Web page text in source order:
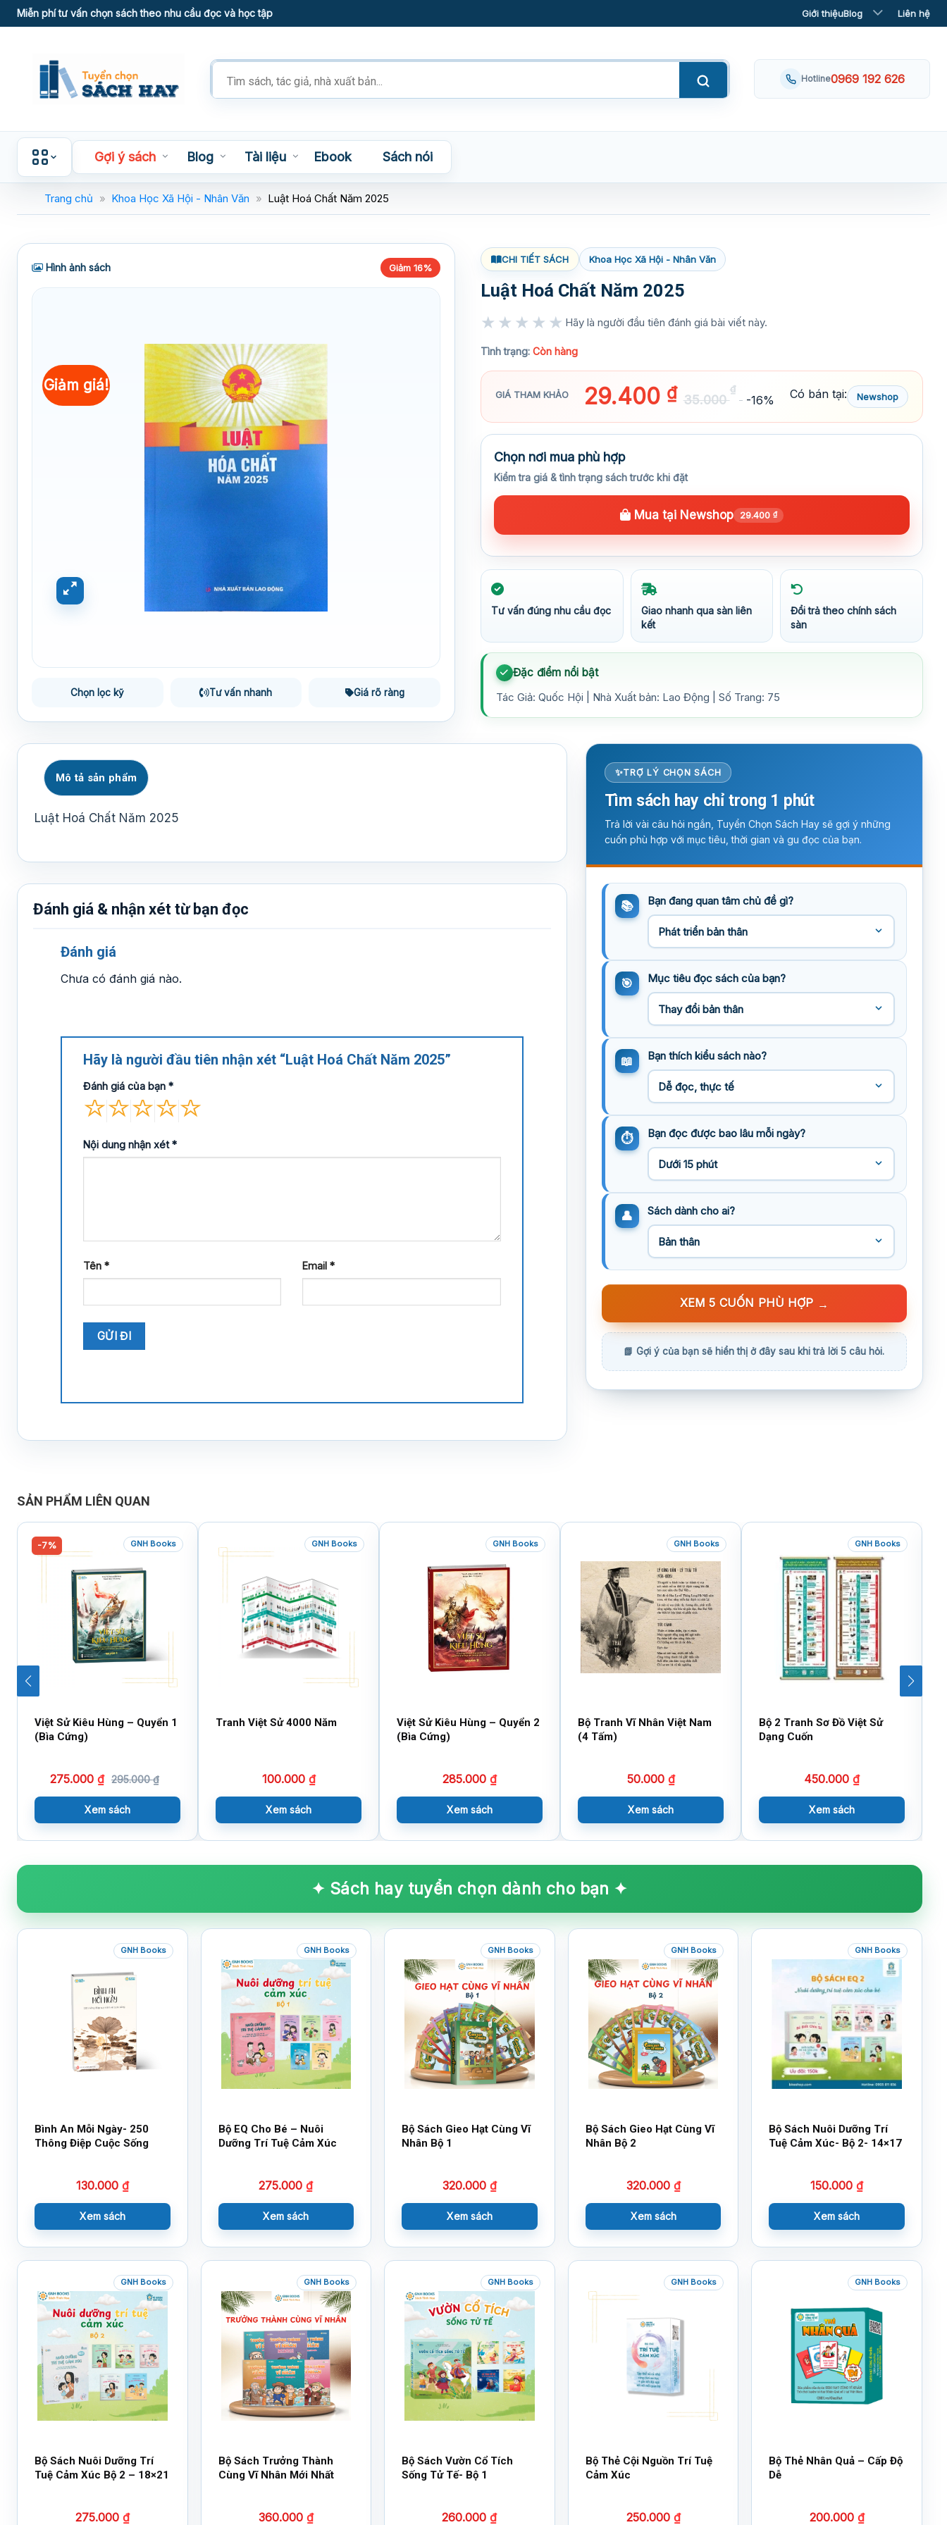
Skip
to
Miễn phí tư vấn chọn sách theo nhu cầu đọc và học tập Giới thiệuBlog Liên hệ
Tìm
kiếm
phẩm
Hotline0969 192 626
Gợi ý sách Blog Tài liệu Ebook Sách nói
Trang chủ » Khoa Học Xã Hội - Nhân Văn » Luật Hoá Chất Năm 2025
Hình ảnh sách Giảm 16%
Giảm giá!
Chọn lọc kỹ Tư vấn nhanh Giá rõ ràng
CHI TIẾT SÁCH Khoa Học Xã Hội - Nhân Văn
Luật Hoá Chất Năm 2025
★★★★★ Hãy là người đầu tiên đánh giá bài viết này.
Tình trạng: Còn hàng
GIÁ THAM KHẢO 29.400 ₫ 35.000
₫
-16% Có bán tại: Newshop
Chọn nơi mua phù hợp
Kiểm tra giá & tình trạng sách trước khi đặt
Mua tại Newshop 29.400 ₫
Tư vấn đúng nhu cầu đọc
Giao nhanh qua sàn liên
kết
Đổi trả theo chính sách
sàn
Đặc điểm nổi bật
Tác Giả: Quốc Hội | Nhà Xuất bản: Lao Động | Số Trang: 75
Mô tả sản phẩm
Luật Hoá Chất Năm 2025
Đánh giá & nhận xét từ bạn đọc
Đánh giá
Chưa có đánh giá nào.
Hãy là người đầu tiên nhận xét “Luật Hoá Chất Năm 2025”
Đánh giá của bạn *
Nội dung nhận xét*
Tên * Email*
TRỢ LÝ CHỌN SÁCH
Tìm sách hay chỉ trong 1 phút
Trả lời vài câu hỏi ngắn, Tuyển Chọn Sách Hay sẽ gợi ý những
cuốn phù hợp với mục tiêu, thời gian và gu đọc của bạn.
Bạn đang quan tâm chủ đề gì?
Mục tiêu đọc sách của bạn?
Bạn thích kiểu sách nào?
Bạn đọc được bao lâu mỗi ngày?
Sách dành cho ai?
XEM 5 CUỐN PHÙ HỢP →
SẢN PHẨM LIÊN QUAN
-7% GNH Books
Việt Sử Kiêu Hùng – Quyển 1
(Bìa Cứng)
275.000 ₫ 295.000₫
Xem sách
GNH Books
Tranh Việt Sử 4000 Năm
100.000 ₫
Xem sách
GNH Books
Việt Sử Kiêu Hùng – Quyển 2
(Bìa Cứng)
285.000 ₫
Xem sách
GNH Books
Bộ Tranh Vĩ Nhân Việt Nam
(4 Tấm)
50.000 ₫
Xem sách
GNH Books
Bộ 2 Tranh Sơ Đồ Việt Sử
Dạng Cuốn
450.000 ₫
Xem sách
✦ Sách hay tuyển chọn dành cho bạn ✦
GNH Books
Bình An Mỗi Ngày- 250
Thông Điệp Cuộc Sống
130.000 ₫
Xem sách
GNH Books
Bộ EQ Cho Bé – Nuôi
Dưỡng Trí Tuệ Cảm Xúc
275.000₫
Xem sách
GNH Books
Bộ Sách Gieo Hạt Cùng Vĩ
Nhân Bộ 1
320.000 ₫
Xem sách
GNH Books
Bộ Sách Gieo Hạt Cùng Vĩ
Nhân Bộ 2
320.000 ₫
Xem sách
GNH Books
Bộ Sách Nuôi Dưỡng Trí
Tuệ Cảm Xúc- Bộ 2- 14×17
150.000₫
Xem sách
GNH Books
Bộ Sách Nuôi Dưỡng Trí
Tuệ Cảm Xúc Bộ 2 – 18×21
275.000 ₫
GNH Books
Bộ Sách Trưởng Thành
Cùng Vĩ Nhân Mới Nhất
360.000 ₫
GNH Books
Bộ Sách Vườn Cổ Tích
Sống Tử Tế- Bộ 1
260.000₫
GNH Books
Bộ Thẻ Cội Nguồn Trí Tuệ
Cảm Xúc
250.000 ₫
GNH Books
Bộ Thẻ Nhân Quả – Cấp Độ
Dễ
200.000 ₫